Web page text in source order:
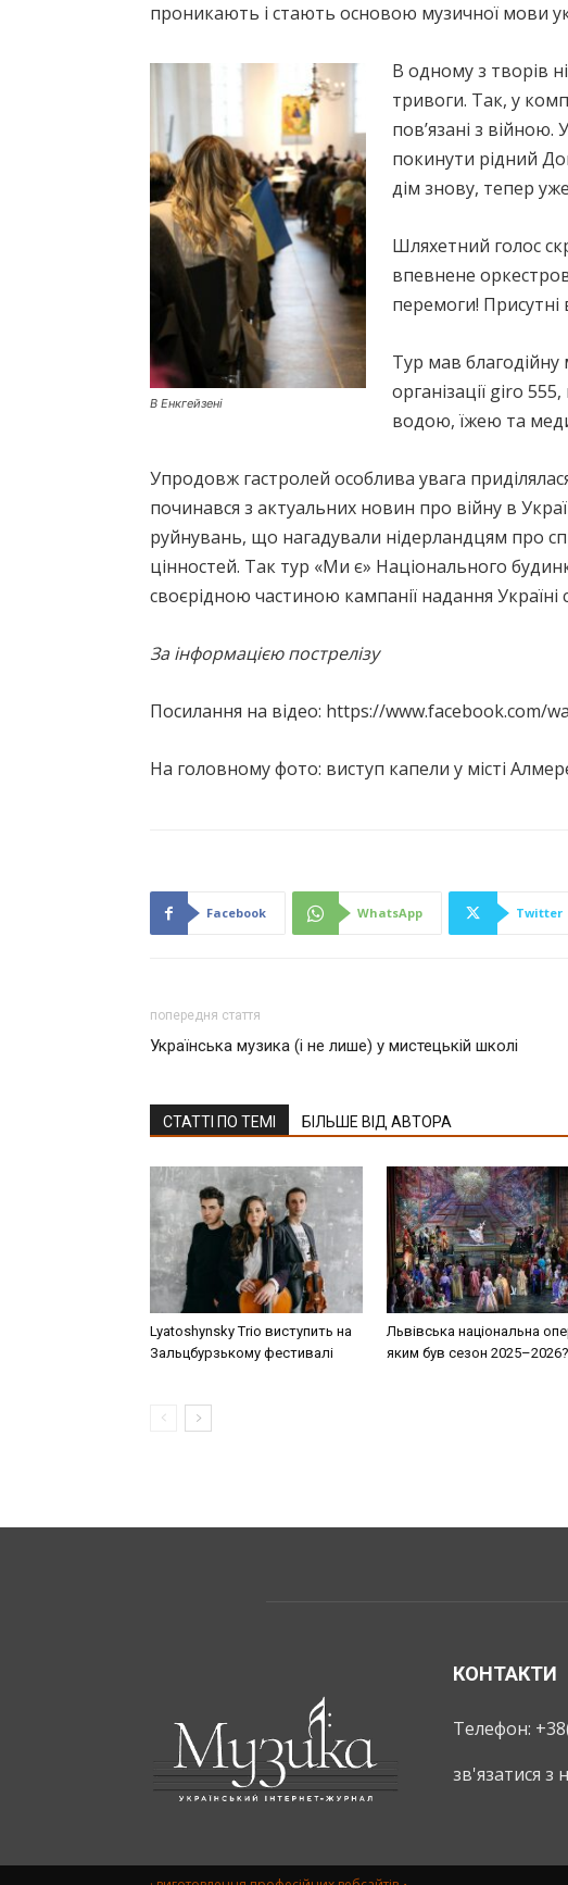
проникають і стають основою музичної мови
В Енкгейзені
В одному з творів
тривоги. Так, у
пов’язані з
покинути рідний
дім знову, тепер
Шляхетний голос
впевнене
перемоги! Присутні
Тур мав
організації giro
водою, їжею та
Упродовж гастролей особлива увага
починався з актуальних новин про війну в
руйнувань, що нагадували нідерландцям про
цінностей. Так тур «Ми є» Національного
своєрідною частиною кампанії надання Україні
За інформацією пострелізу
Посилання на відео: https://www.facebook.com/
На головному фото: виступ капели у місті
Facebook WhatsApp Twitter
попередня стаття
Українська музика (і не лише) у мистецькій школі
СТАТТІ ПО ТЕМІ БІЛЬШЕ ВІД АВТОРА
Lyatoshynsky Trio виступить на
Зальцбурзькому фестивалі
Львівська національна
яким був сезон 2025–2026?
КОНТАКТИ
Телефон:
зв'язатися з